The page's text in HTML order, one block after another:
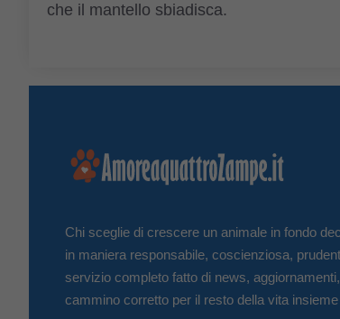
che il mantello sbiadisca.
Chi sceglie di crescere un animale in fondo
in maniera responsabile, coscienziosa,
servizio completo fatto di news,
cammino corretto per il resto della vita